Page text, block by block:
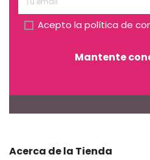
Acepto la política de
Mantente
Acerca de la Tienda